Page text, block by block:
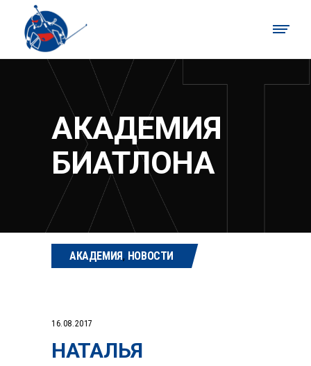
АКАДЕМИЯ
БИАТЛОНА
АКАДЕМИЯ, НОВОСТИ
16.08.2017
НАТАЛЬЯ